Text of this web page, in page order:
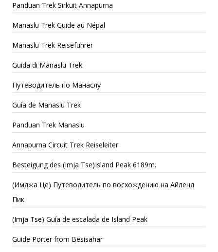
Panduan Trek Sirkuit Annapurna
Manaslu Trek Guide au Népal
Manaslu Trek Reiseführer
Guida di Manaslu Trek
Путеводитель по Манаслу
Guía de Manaslu Trek
Panduan Trek Manaslu
Annapurna Circuit Trek Reiseleiter
Besteigung des (Imja Tse)Island Peak 6189m.
(Имджа Це) Путеводитель по восхождению на Айленд
Пик
(Imja Tse) Guía de escalada de Island Peak
Guide Porter from Besisahar